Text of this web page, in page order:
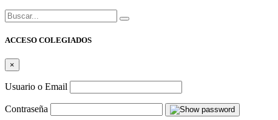
Buscar:
ACCESO COLEGIADOS
×
Usuario o Email
Contraseña